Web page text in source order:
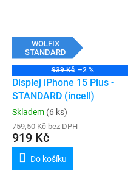
WOLFIX
STANDARD
939 Kč –2 %
Displej iPhone 15 Plus -
STANDARD (incell)
Skladem (6 ks)
759,50 Kč bez DPH
919 Kč
Do košíku